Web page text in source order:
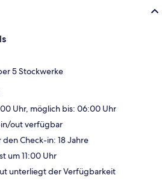
5 Stockwerke
Uhr, möglich bis: 06:00 Uhr
out verfügbar
Check-in: 18 Jahre
um 11:00 Uhr
unterliegt der Verfügbarkeit